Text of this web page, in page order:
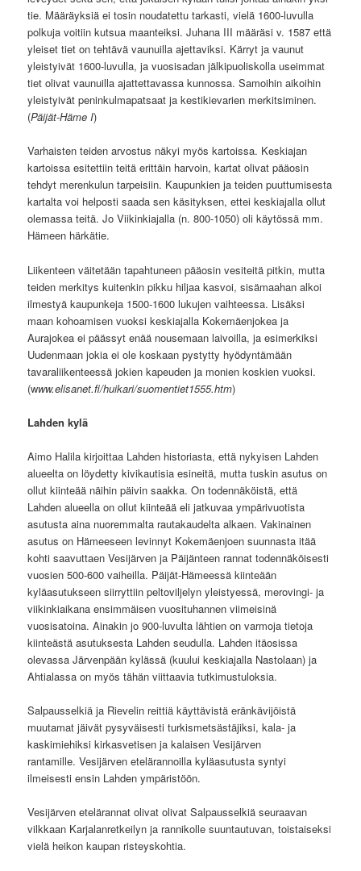
tie. Määräyksiä ei tosin noudatettu tarkasti, vielä 1600-luvulla
polkuja voitiin kutsua maanteiksi. Juhana III määräsi v. 1587 että
yleiset tiet on tehtävä vaunuilla ajettaviksi. Kärryt ja vaunut
yleistyivät 1600-luvulla, ja vuosisadan jälkipuoliskolla useimmat
tiet olivat vaunuilla ajattettavassa kunnossa. Samoihin aikoihin
yleistyivät peninkulmapatsaat ja kestikievarien merkitsiminen.
(Päijät-Häme I)
Varhaisten teiden arvostus näkyi myös kartoissa. Keskiajan
kartoissa esitettiin teitä erittäin harvoin, kartat olivat pääosin
tehdyt merenkulun tarpeisiin. Kaupunkien ja teiden puuttumisesta
kartalta voi helposti saada sen käsityksen, ettei keskiajalla ollut
olemassa teitä. Jo Viikinkiajalla (n. 800-1050) oli käytössä mm.
Hämeen härkätie.
Liikenteen väitetään tapahtuneen pääosin vesiteitä pitkin, mutta
teiden merkitys kuitenkin pikku hiljaa kasvoi, sisämaahan alkoi
ilmestyä kaupunkeja 1500-1600 lukujen vaihteessa. Lisäksi
maan kohoamisen vuoksi keskiajalla Kokemäenjokea ja
Aurajokea ei päässyt enää nousemaan laivoilla, ja esimerkiksi
Uudenmaan jokia ei ole koskaan pystytty hyödyntämään
tavaraliikenteessä jokien kapeuden ja monien koskien vuoksi.
(www.elisanet.fi/huikari/suomentiet1555.htm)
Lahden kylä
Aimo Halila kirjoittaa Lahden historiasta, että nykyisen Lahden
alueelta on löydetty kivikautisia esineitä, mutta tuskin asutus on
ollut kiinteää näihin päivin saakka. On todennäköistä, että
Lahden alueella on ollut kiinteää eli jatkuvaa ympärivuotista
asutusta aina nuoremmalta rautakaudelta alkaen. Vakinainen
asutus on Hämeeseen levinnyt Kokemäenjoen suunnasta itää
kohti saavuttaen Vesijärven ja Päijänteen rannat todennäköisesti
vuosien 500-600 vaiheilla. Päijät-Hämeessä kiinteään
kyläasutukseen siirryttiin peltoviljelyn yleistyessä, merovingi- ja
viikinkiaikana ensimmäisen vuosituhannen viimeisinä
vuosisatoina. Ainakin jo 900-luvulta lähtien on varmoja tietoja
kiinteästä asutuksesta Lahden seudulla. Lahden itäosissa
olevassa Järvenpään kylässä (kuului keskiajalla Nastolaan) ja
Ahtialassa on myös tähän viittaavia tutkimustuloksia.
Salpausselkiä ja Rievelin reittiä käyttävistä eränkävijöistä
muutamat jäivät pysyväisesti turkismetsästäjiksi, kala- ja
kaskimiehiksi kirkasvetisen ja kalaisen Vesijärven
rantamille. Vesijärven etelärannoilla kyläasutusta syntyi
ilmeisesti ensin Lahden ympäristöön.
Vesijärven etelärannat olivat olivat Salpausselkiä seuraavan
vilkkaan Karjalanretkeilyn ja rannikolle suuntautuvan, toistaiseksi
vielä heikon kaupan risteyskohtia.